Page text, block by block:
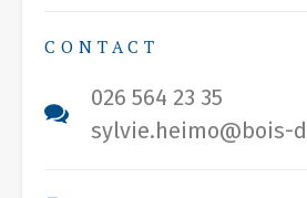
CONTACT
026 564 23 35
sylvie.heimo@bois-